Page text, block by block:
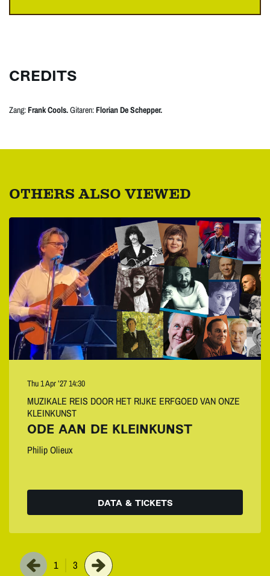
CREDITS
Zang:Frank Cools.Gitaren:Florian De Schepper.
OTHERS ALSO VIEWED
ODE AAN DE KLEINKUNST
Philip Olieux
MUZIKALE REIS DOOR HET RIJKE ERFGOED VAN ONZE
KLEINKUNST
Thu 1 Apr ’2714:30
DATA & TICKETS
1 3